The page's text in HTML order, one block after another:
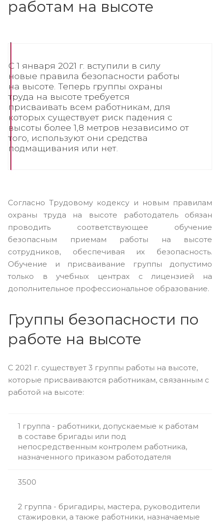
работам на высоте
С 1 января 2021 г. вступили в силу
новые правила безопасности работы
на высоте. Теперь группы охраны
труда на высоте требуется
присваивать всем работникам, для
которых существует риск падения с
высоты более 1,8 метров независимо от
того, используют они средства
подмащивания или нет.
Согласно Трудовому кодексу и новым правилам
охраны труда на высоте работодатель обязан
проводить соответствующее обучение
безопасным приемам работы на высоте
сотрудников, обеспечивая их безопасность.
Обучение и присваивание группы допустимо
только в учебных центрах с лицензией на
дополнительное профессиональное образование.
Группы безопасности по
работе на высоте
C 2021 г. существует 3 группы работы на высоте,
которые присваиваются работникам, связанным с
работой на высоте:
1 группа - работники, допускаемые к работам
в составе бригады или под
непосредственным контролем работника,
назначенного приказом работодателя
3500
2 группа - бригадиры, мастера, руководители
стажировки, а также работники, назначаемые